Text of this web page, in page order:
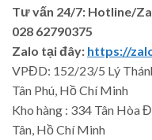
Tư vấn 24/7: Hotline/
028 62790375
Zalo tại đây: https://
VPĐD: 152/23/5 Lý
Tân Phú, Hồ Chí Minh
Kho hàng : 334 Tân Hòa
Tân, Hồ Chí Minh